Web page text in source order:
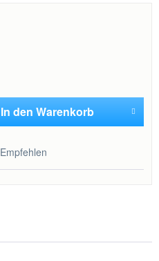
In den Warenkorb
Empfehlen